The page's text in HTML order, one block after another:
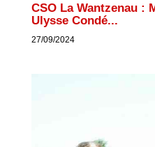
CSO La Wantzenau :
Ulysse Condé...
27/09/2024